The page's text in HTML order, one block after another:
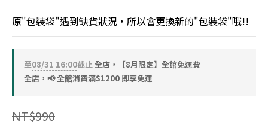
原"包裝袋"遇到缺貨狀況，所以會更換新的"包裝袋"哦!!
至08/31 16:00截止全店，【8月限定】全館免運費
全店，📢 全館消費滿$1200 即享免運
NT$990